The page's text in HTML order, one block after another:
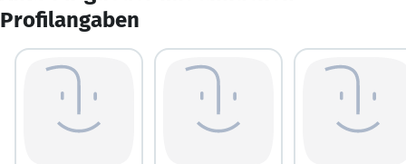
Profilangaben